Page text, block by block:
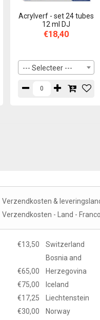
Acrylverf - set 24 tubes
12 ml DJ
€18,40
--- Selecteer ---
Verzendkosten &
Verzendkosten - Land -
€13,50 Switzerland
€65,00
Bosnia and
Herzegovina
€75,00
Iceland
€17,25
Liechtenstein
€30,00
Norway